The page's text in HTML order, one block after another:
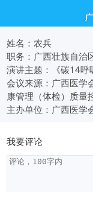
姓名：农兵
职务：广西壮族自治
演讲主题：《碳14呼
会议来源：广西医学
康管理（体检）质量
主办单位：广西医学
我要评论